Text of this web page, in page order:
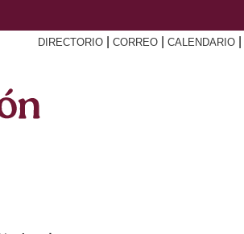
DIRECTORIO CORREO CALENDARIO